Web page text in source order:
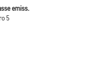
emiss.
5